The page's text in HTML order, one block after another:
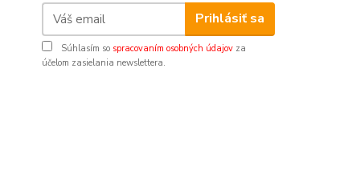
Prihlásiť sa
Súhlasím so spracovaním osobných údajov za
účelom zasielania newslettera.